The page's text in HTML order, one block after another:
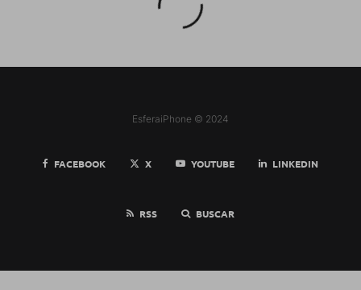
EsferaiPhone © 2024
FACEBOOK X YOUTUBE LINKEDIN
RSS BUSCAR